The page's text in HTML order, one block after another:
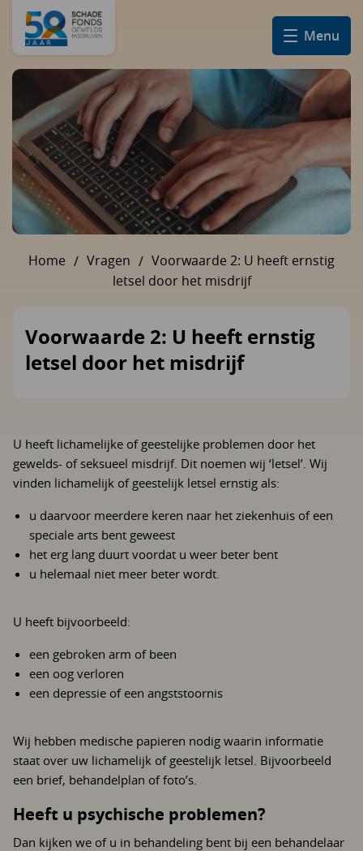
Menu
U bent hier:
Home Vragen
Voorwaarde 2: U heeft ernstig
letsel door het misdrijf
Voorwaarde 2: U heeft ernstig
letsel door het misdrijf
U heeft lichamelijke of geestelijke problemen door het
gewelds- of seksueel misdrijf. Dit noemen wij ‘letsel’. Wij
vinden lichamelijk of geestelijk letsel ernstig als:
u daarvoor meerdere keren naar het ziekenhuis of een
speciale arts bent geweest
het erg lang duurt voordat u weer beter bent
u helemaal niet meer beter wordt.
U heeft bijvoorbeeld:
een gebroken arm of been
een oog verloren
een depressie of een angststoornis
Wij hebben medische papieren nodig waarin informatie
staat over uw lichamelijk of geestelijk letsel. Bijvoorbeeld
een brief, behandelplan of foto’s.
Heeft u psychische problemen?
Dan kijken we of u in behandeling bent bij een behandelaar